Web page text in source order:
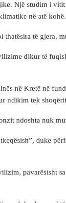
Një studim i
në atë kohë.
të gjera,
dikur të
në Kretë në
ndikim tek
ndoshta nuk
duke
pavarësisht